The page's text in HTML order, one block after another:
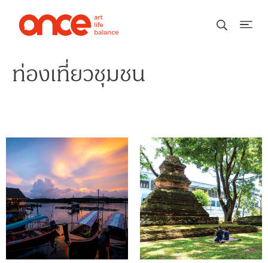
ท่องเที่ยวชุมชน